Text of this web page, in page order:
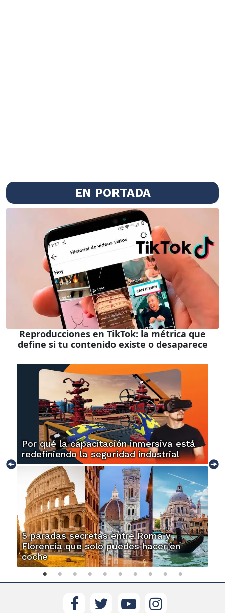
EN PORTADA
Reproducciones en TikTok: la métrica que
define si tu contenido existe o desaparece
Por qué la capacitación inmersiva está
redefiniendo la seguridad industrial
5 paradas secretas entre Roma y
Florencia que solo puedes hacer en
coche